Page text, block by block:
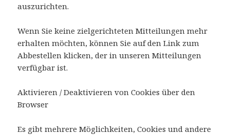
auszurichten.
Wenn Sie keine zielgerichteten Mitteilungen mehr
erhalten möchten, können Sie auf den Link zum
Abbestellen klicken, der in unseren Mitteilungen
verfügbar ist.
Aktivieren / Deaktivieren von Cookies über den
Browser
Es gibt mehrere Möglichkeiten, Cookies und andere